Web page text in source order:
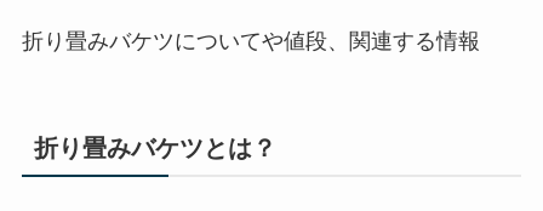
折り畳みバケツについてや値段、関連する情報
折り畳みバケツとは？